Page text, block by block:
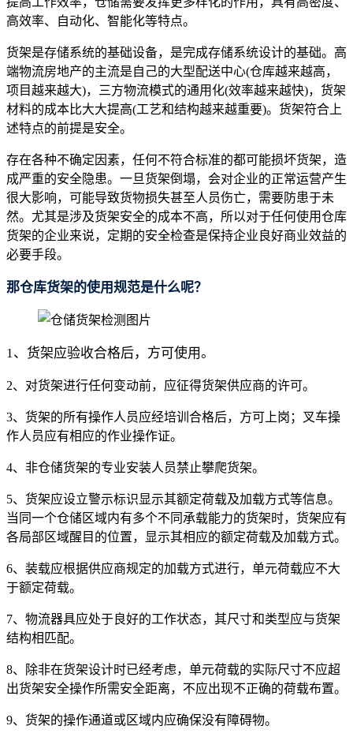
高效率、自动化、智能化等特点。
货架是存储系统的基础设备，是完成存储系统设计的基础。高
端物流房地产的主流是自己的大型配送中心(仓库越来越高，
项目越来越大)，三方物流模式的通用化(效率越来越快)，货架
材料的成本比大大提高(工艺和结构越来越重要)。货架符合上
述特点的前提是安全。
存在各种不确定因素，任何不符合标准的都可能损坏货架，造
成严重的安全隐患。一旦货架倒塌，会对企业的正常运营产生
很大影响，可能导致货物损失甚至人员伤亡，需要防患于未
然。尤其是涉及货架安全的成本不高，所以对于任何使用仓库
货架的企业来说，定期的安全检查是保持企业良好商业效益的
必要手段。
那仓库货架的使用规范是什么呢？
1、货架应验收合格后，方可使用。
2、对货架进行任何变动前，应征得货架供应商的许可。
3、货架的所有操作人员应经培训合格后，方可上岗；叉车操
作人员应有相应的作业操作证。
4、非仓储货架的专业安装人员禁止攀爬货架。
5、货架应设立警示标识显示其额定荷载及加载方式等信息。
当同一个仓储区域内有多个不同承载能力的货架时，货架应有
各局部区域醒目的位置，显示其相应的额定荷载及加载方式。
6、装载应根据供应商规定的加载方式进行，单元荷载应不大
于额定荷载。
7、物流器具应处于良好的工作状态，其尺寸和类型应与货架
结构相匹配。
8、除非在货架设计时已经考虑，单元荷载的实际尺寸不应超
出货架安全操作所需安全距离，不应出现不正确的荷载布置。
9、货架的操作通道或区域内应确保没有障碍物。